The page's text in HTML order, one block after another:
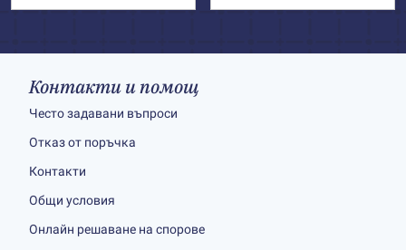
Контакти и помощ
Често задавани въпроси
Отказ от поръчка
Контакти
Общи условия
Онлайн решаване на спорове